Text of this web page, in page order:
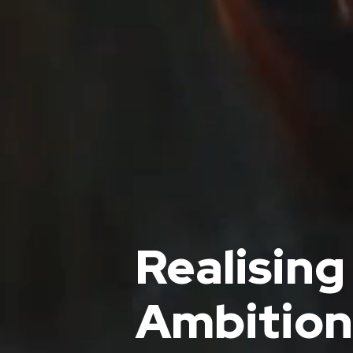
Realising